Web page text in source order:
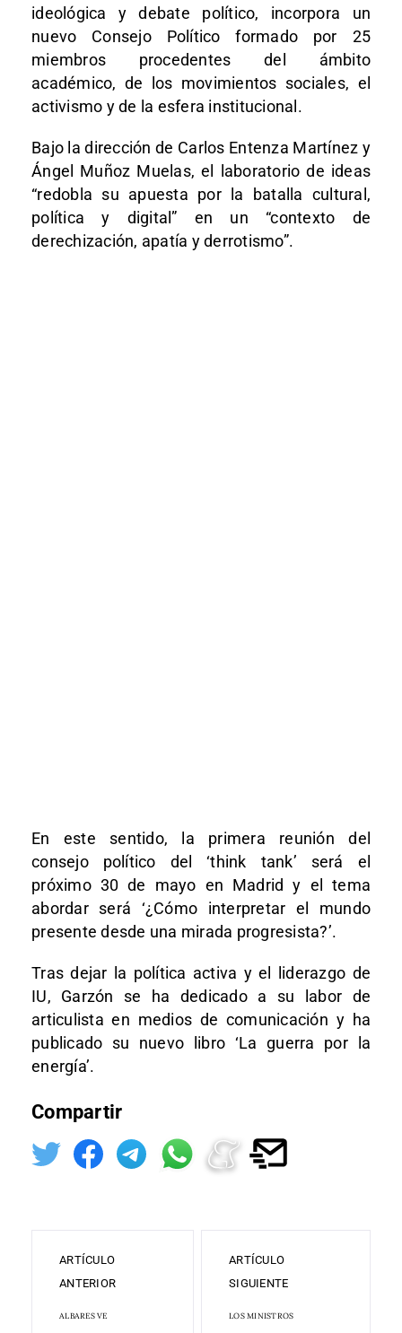
ideológica y debate político, incorpora un
nuevo Consejo Político formado por 25
miembros procedentes del ámbito
académico, de los movimientos sociales, el
activismo y de la esfera institucional.
Bajo la dirección de Carlos Entenza Martínez y
Ángel Muñoz Muelas, el laboratorio de ideas
“redobla su apuesta por la batalla cultural,
política y digital” en un “contexto de
derechización, apatía y derrotismo”.
En este sentido, la primera reunión del
consejo político del ‘think tank’ será el
próximo 30 de mayo en Madrid y el tema
abordar será ‘¿Cómo interpretar el mundo
presente desde una mirada progresista?’.
Tras dejar la política activa y el liderazgo de
IU, Garzón se ha dedicado a su labor de
articulista en medios de comunicación y ha
publicado su nuevo libro ‘La guerra por la
energía’.
Compartir
ARTÍCULO
ANTERIOR
ALBARES VE
ARTÍCULO
SIGUIENTE
LOS MINISTROS